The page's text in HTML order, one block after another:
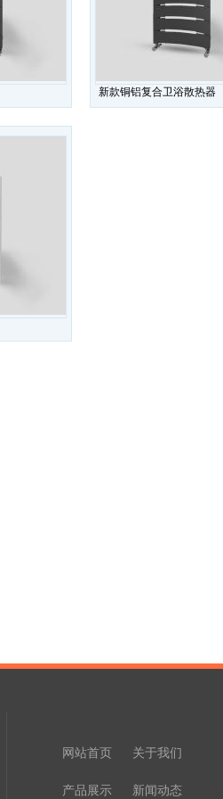
新款铜铝复合卫浴散热器
网站首页 关于我们
产品展示 新闻动态